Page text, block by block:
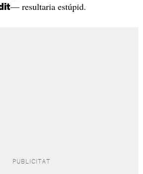
— resultaria estúpid.